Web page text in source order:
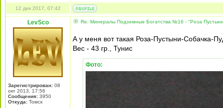
12 дек 2017, 07:42
LevSco
Зарегистрирован: 08
окт 2013, 17:56
Сообщения: 3950
Откуда: Томск
Re: Минералы Подземные Богатства №16 - "Роза
А у меня вот такая Роза-Пустыни-Собачка-
Вес - 43 гр., Тунис
Фото: